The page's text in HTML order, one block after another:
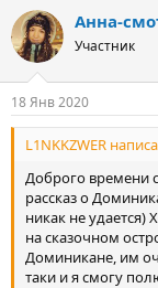
Анна-
Участник
18 Янв 2020
L1NKKZWER
Доброго времени
рассказ о
никак не удается)
на сказочном
Доминикане, им
таки и я смогу